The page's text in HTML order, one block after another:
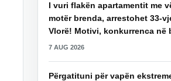
I vuri flakën apartamentit me
motër brenda, arrestohet 33-
Vlorë! Motivi, konkurrenca në
7 AUG 2026
Përgatituni për vapën